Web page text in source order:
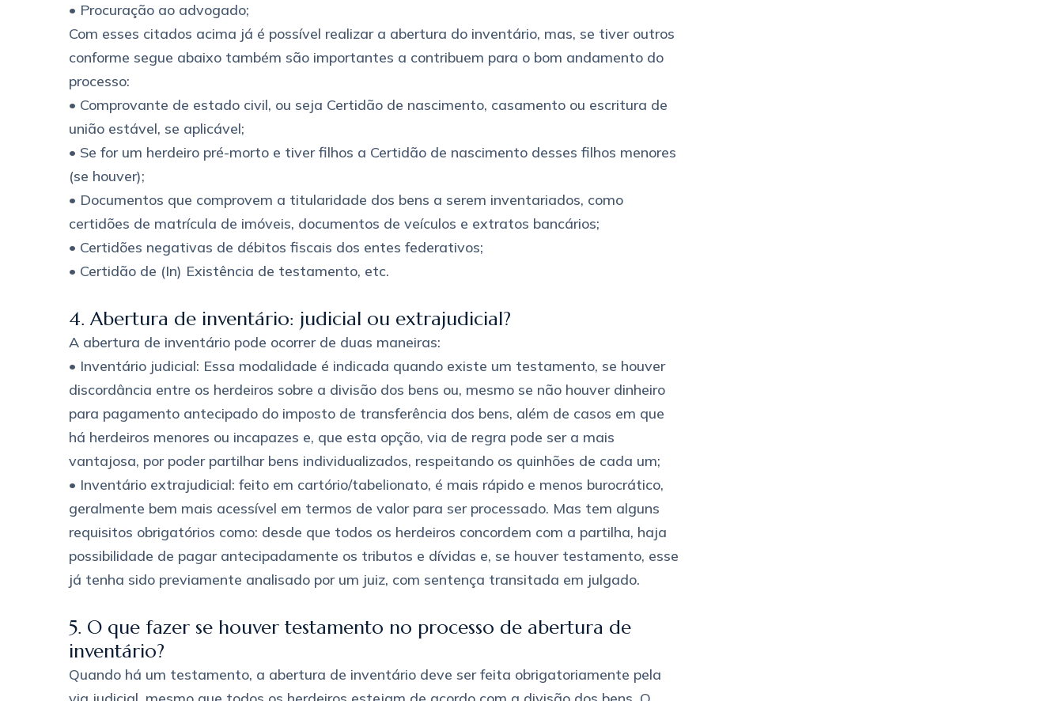
• Procuração ao advogado;
Com esses citados acima já é possível realizar a abertura do inventário, mas, se tiver outros
conforme segue abaixo também são importantes a contribuem para o bom andamento do
processo:
• Comprovante de estado civil, ou seja Certidão de nascimento, casamento ou escritura de
união estável, se aplicável;
• Se for um herdeiro pré-morto e tiver filhos a Certidão de nascimento desses filhos menores
(se houver);
• Documentos que comprovem a titularidade dos bens a serem inventariados, como
certidões de matrícula de imóveis, documentos de veículos e extratos bancários;
• Certidões negativas de débitos fiscais dos entes federativos;
• Certidão de (In) Existência de testamento, etc.
4. Abertura de inventário: judicial ou extrajudicial?
A abertura de inventário pode ocorrer de duas maneiras:
• Inventário judicial: Essa modalidade é indicada quando existe um testamento, se houver
discordância entre os herdeiros sobre a divisão dos bens ou, mesmo se não houver dinheiro
para pagamento antecipado do imposto de transferência dos bens, além de casos em que
há herdeiros menores ou incapazes e, que esta opção, via de regra pode ser a mais
vantajosa, por poder partilhar bens individualizados, respeitando os quinhões de cada um;
• Inventário extrajudicial: feito em cartório/tabelionato, é mais rápido e menos burocrático,
geralmente bem mais acessível em termos de valor para ser processado. Mas tem alguns
requisitos obrigatórios como: desde que todos os herdeiros concordem com a partilha, haja
possibilidade de pagar antecipadamente os tributos e dívidas e, se houver testamento, esse
já tenha sido previamente analisado por um juiz, com sentença transitada em julgado.
5. O que fazer se houver testamento no processo de abertura de
inventário?
Quando há um testamento, a abertura de inventário deve ser feita obrigatoriamente pela